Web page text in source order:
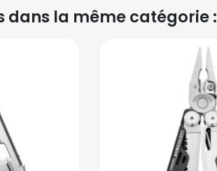
dans la même catégorie :